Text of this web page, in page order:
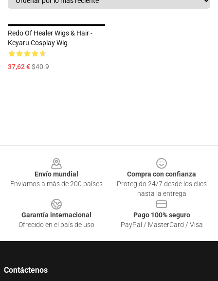
Redo Of Healer Wigs & Hair -
Keyaru Cosplay Wig
37,62 €$40.9
Envío mundial
Enviamos a más de 200 países
Compra con confianza
Protegido 24/7 desde los clics
hasta la entrega
Garantía internacional
Ofrecido en el país de uso
Pago 100% seguro
PayPal / MasterCard / Visa
Contáctenos